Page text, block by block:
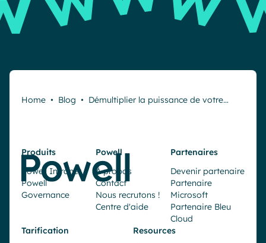
Home • Blog • Démultiplier la puissance de votre…
Produits
Powell Intranet
Powell
Governance
Powell
À propos
Contact
Nous recrutons !
Centre d'aide
Partenaires
Devenir partenaire
Partenaire
Microsoft
Partenaire Bleu
Cloud
Tarification
Resources